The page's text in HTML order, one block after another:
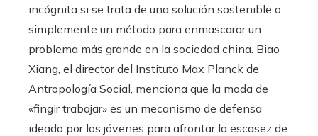
incógnita si se trata de una solución sostenible o
simplemente un método para enmascarar un
problema más grande en la sociedad china. Biao
Xiang, el director del Instituto Max Planck de
Antropología Social, menciona que la moda de
«fingir trabajar» es un mecanismo de defensa
ideado por los jóvenes para afrontar la escasez de